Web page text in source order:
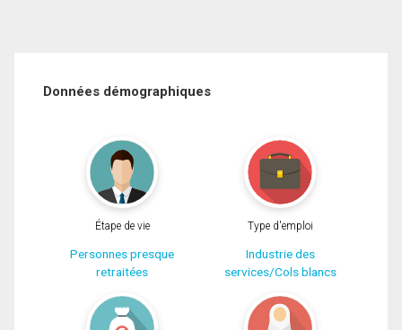
Données démographiques
Étape de vie
Personnes presque
retraitées
Type d'emploi
Industrie des
services/Cols blancs